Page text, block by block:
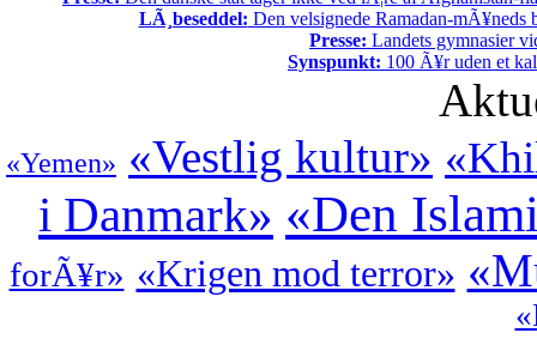
LÃ¸beseddel: Den velsignede Ramadan-mÃ¥neds
Presse: Landets gymnasier
Synspunkt: 100 Ã¥r uden et
«Yemen» «Vestlig kultur»
i Danmark» «Den
forÃ¥r» «Krigen mod terror»